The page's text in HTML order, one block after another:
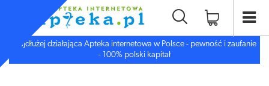
Najdłużej działająca Apteka internetowa w Polsce - pewność i zaufanie
- 100% polski kapitał